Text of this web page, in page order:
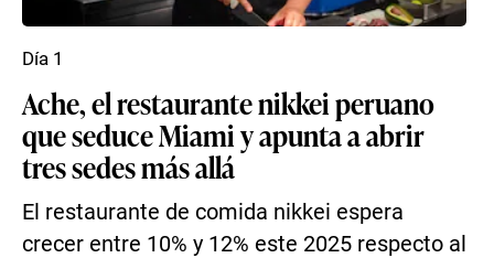
Ache, el restaurante nikkei peruano
que seduce Miami y apunta a abrir
tres sedes más allá
El restaurante de comida nikkei espera
crecer entre 10% y 12% este 2025 respecto al
Día 1